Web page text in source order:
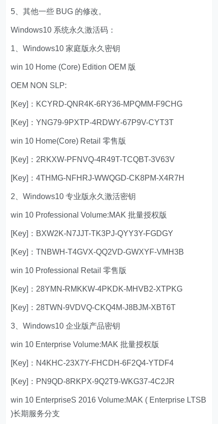
5、其他一些 BUG 的修改。
Windows10 系统永久激活码：
1、Windows10 家庭版永久密钥
win 10 Home (Core) Edition OEM 版
OEM NON SLP:
[Key]：KCYRD-QNR4K-6RY36-MPQMM-F9CHG
[Key]：YNG79-9PXTP-4RDWY-67P9V-CYT3T
win 10 Home(Core) Retail 零售版
[Key]：2RKXW-PFNVQ-4R49T-TCQBT-3V63V
[Key]：4THMG-NFHRJ-WWQGD-CK8PM-X4R7H
2、Windows10 专业版永久激活密钥
win 10 Professional Volume:MAK 批量授权版
[Key]：BXW2K-N7JJT-TK3PJ-QYY3Y-FGDGY
[Key]：TNBWH-T4GVX-QQ2VD-GWXYF-VMH3B
win 10 Professional Retail 零售版
[Key]：28YMN-RMKKW-4PKDK-MHVB2-XTPKG
[Key]：28TWN-9VDVQ-CKQ4M-J8BJM-XBT6T
3、Windows10 企业版产品密钥
win 10 Enterprise Volume:MAK 批量授权版
[Key]：N4KHC-23X7Y-FHCDH-6F2Q4-YTDF4
[Key]：PN9QD-8RKPX-9Q2T9-WKG37-4C2JR
win 10 EnterpriseS 2016 Volume:MAK ( Enterprise LTSB
)长期服务分支